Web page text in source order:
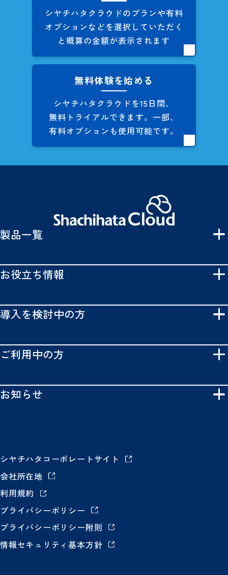
シヤチハタクラウドのプランや有料
オプションなどを選択していただく
と概算の金額が表示されます
無料体験を始める
シヤチハタクラウドを15日間、
無料トライアルできます。 一部、
有料オプションも使用可能です。
製品一覧
お役立ち情報
導入を検討中の方
ご利用中の方
お知らせ
シヤチハタコーポレートサイト
会社所在地
利用規約
プライバシーポリシー
プライバシーポリシー附則
情報セキュリティ基本方針